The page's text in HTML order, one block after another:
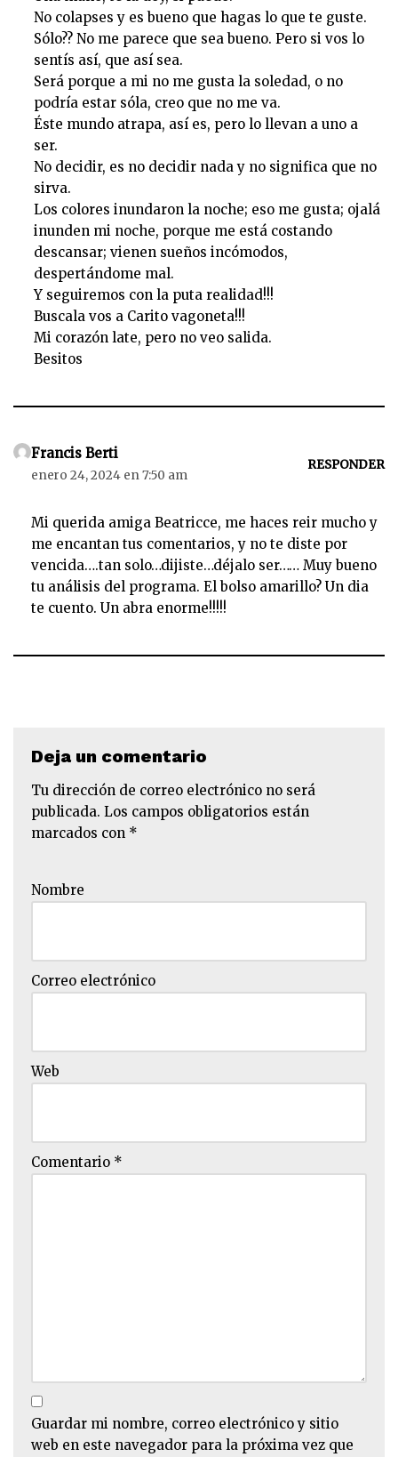
No colapses y es bueno que hagas lo que te guste.
Sólo?? No me parece que sea bueno. Pero si vos lo
sentís así, que así sea.
Será porque a mi no me gusta la soledad, o no
podría estar sóla, creo que no me va.
Éste mundo atrapa, así es, pero lo llevan a uno a
ser.
No decidir, es no decidir nada y no significa que no
sirva.
Los colores inundaron la noche; eso me gusta; ojalá
inunden mi noche, porque me está costando
descansar; vienen sueños incómodos,
despertándome mal.
Y seguiremos con la puta realidad!!!
Buscala vos a Carito vagoneta!!!
Mi corazón late, pero no veo salida.
Besitos
Francis Berti
enero 24, 2024 en 7:50 am
RESPONDER
Mi querida amiga Beatricce, me haces reir mucho y
me encantan tus comentarios, y no te diste por
vencida….tan solo…dijiste…déjalo ser…… Muy bueno
tu análisis del programa. El bolso amarillo? Un dia
te cuento. Un abra enorme!!!!!
Deja un comentario
Tu dirección de correo electrónico no será
publicada. Los campos obligatorios están
marcados con *
Nombre
Correo electrónico
Web
Comentario *
Guardar mi nombre, correo electrónico y sitio
web en este navegador para la próxima vez que